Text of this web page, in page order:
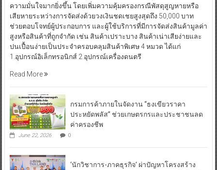
ความมั่นใจมากยิ่งขึ้น โดยเพิ่มความคุ้มครองกรณีพัสดุสูญหายหรือ
เสียหายระหว่างการจัดส่งด้วยวงเงินชดเชยสูงสุดถึง 50,000 บาท
ช่วยตอบโจทย์ผู้ประกอบการ และผู้ใช้บริการที่มีการจัดส่งสินค้ามูลค่า
สูงหรือสินค้าที่ถูกจำกัด เช่น สินค้าเปราะบาง สินค้าเน่าเสียง่ายและ
ปนเปื้อนง่ายเป็นประจำครอบคลุมสินค้าพิเศษ 4 หมวด ได้แก่
1.อุปกรณ์อิเล็กทรอนิกส์ 2.อุปกรณ์เครื่องดนตรี
Read More
กรมการค้าภายในจัดงาน “ธงเขียวราคา
ประหยัดพลัส” ช่วยเกษตรกรและประชาชนลด
ค่าครองชีพ
June 22, 2026 0
‘นักวิชาการ-ภาคธุรกิจ’ ผ่าปัญหาโครงสร้าง